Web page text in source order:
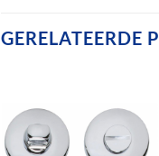
GERELATEERDE